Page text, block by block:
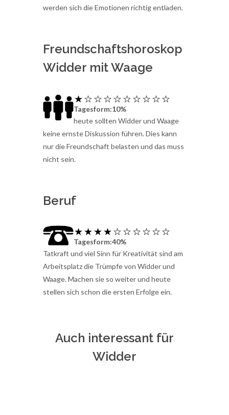
werden sich die Emotionen richtig entladen.
Freundschaftshoroskop
Widder mit Waage
Tagesform:10%
heute sollten Widder und Waage
keine ernste Diskussion führen. Dies kann
nur die Freundschaft belasten und das muss
nicht sein.
Beruf
Tagesform:40%
Tatkraft und viel Sinn für Kreativität sind am
Arbeitsplatz die Trümpfe von Widder und
Waage. Machen sie so weiter und heute
stellen sich schon die ersten Erfolge ein.
Auch interessant für
Widder